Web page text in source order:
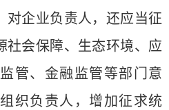
对企业负责人，还应当征
社会保障、生态环境、应
管、金融监管等部门意
织负责人，增加征求统